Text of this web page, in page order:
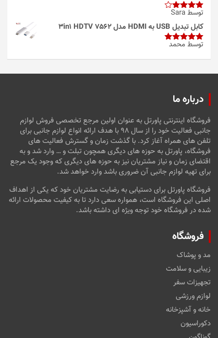
امتیاز4
از 5
توسط Sara
کابل تبدیل USB به HDMI مدل 3in1 HDTV 7562
امتیاز5از
توسط محمد
درباره ما
فروشگاه اینترنتی پاورتل به عنوان اولین مرجع تخصصی فروش لوازم
جانبی فعالیت خود را از سال ۹۸ با هدف ارائه انواع لوازم جانبی برای
تلفن های همراه آغاز کرد. با گذشت زمان و گسترش فعالیت های
فروشگاه، پاورتل به حوزه های دیگری همچون تبلت و … وارد شد و به
اقتضای زمان و نیاز مشتریان نیز به حوزه های دیگری که وجود یک مرجع
برای تهیه لوازم جانبی آن ضروری باشد وارد خواهد شد.
فروشگاه پاورتل برای دستیابی به رضایت مشتریان خود که یکی از اهداف
اصلی این فروشگاه است، همواره سعی دارد تا به کیفیت محصولات ارائه
شده در فروشگاه خود توجه ویژه ای داشته باشد.
فروشگاه
مد و پوشاک
زیبایی و سلامت
تجهیزات سفر
لوازم ورزشی
خانه و آشپزخانه
دکوراسیون